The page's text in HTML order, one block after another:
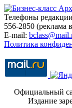
Телефоны
556-2850 (реклама
E-mail:
Политика
Официальный
Издание